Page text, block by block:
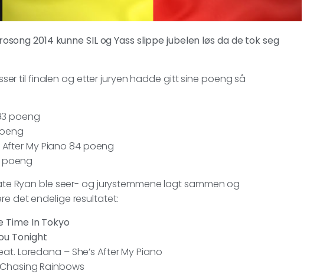
2014 kunne SIL og Yass slippe jubelen løs da de tok seg
til finalen og etter juryen hadde gitt sine poeng så
poeng
After My Piano 84 poeng
poeng
Ryan ble seer- og jurystemmene lagt sammen og
det endelige resultatet:
Time In Tokyo
Tonight
Loredana – She’s After My Piano
Rainbows